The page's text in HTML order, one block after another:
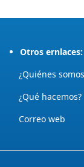
Otros ernlaces:
¿Quiénes
¿Qué hacemos?
Correo web